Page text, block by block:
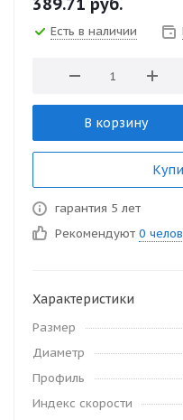
Есть в наличии
В корзину
гарантия 5 лет
Рекомендуют 0
Характеристики
Размер
Диаметр
Профиль
Индекс скорости